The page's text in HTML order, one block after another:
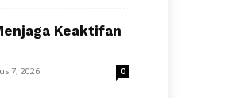
Keaktifan
7, 2026 0